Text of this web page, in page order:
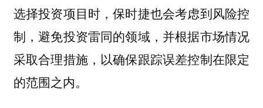
选择投资项目时，保时捷也会考虑到风险控
制，避免投资雷同的领域，并根据市场情况
采取合理措施，以确保跟踪误差控制在限定
的范围之内。